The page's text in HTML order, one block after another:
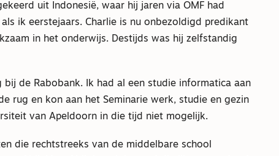
uit Indonesië, waar hij jaren via OMF had
ik eerstejaars. Charlie is nu onbezoldigd predikant
in het onderwijs. Destijds was hij zelfstandig
de Rabobank. Ik had al een studie informatica aan
rug en kon aan het Seminarie werk, studie en gezin
van Apeldoorn in die tijd niet mogelijk.
die rechtstreeks van de middelbare school